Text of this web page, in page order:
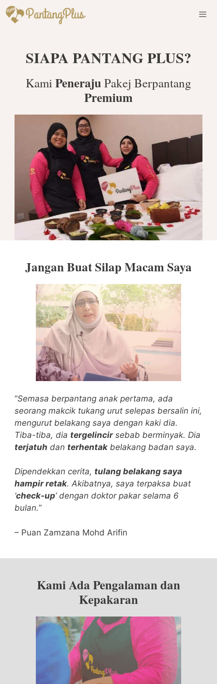
Skip
to
SIAPA PANTANG PLUS?
Kami PenerajuPakej Berpantang
Premium
Jangan Buat Silap Macam Saya
“Semasa berpantang anak pertama, ada
seorang makcik tukang urut selepas bersalin ini,
mengurut belakang saya dengan kaki dia.
Tiba-tiba, dia tergelincirsebab berminyak. Dia
terjatuh dan terhentak belakang badan saya.
Dipendekkan cerita, tulang belakang saya
hampir retak. Akibatnya, saya terpaksa buat
‘check-up’ dengan doktor pakar selama 6
bulan.”
– Puan Zamzana Mohd Arifin
Kami Ada Pengalaman dan
Kepakaran